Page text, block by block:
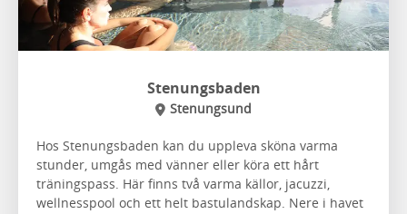
Stenungsbaden
Stenungsund
Hos Stenungsbaden kan du uppleva sköna varma
stunder, umgås med vänner eller köra ett hårt
träningspass. Här finns två varma källor, jacuzzi,
wellnesspool och ett helt bastulandskap. Nere i havet